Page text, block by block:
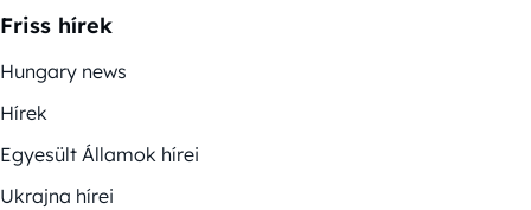
Friss hírek
Hungary news
Hírek
Egyesült Államok hírei
Ukrajna hírei